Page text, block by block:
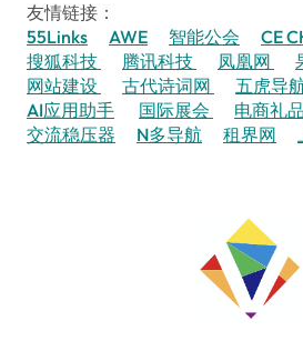
友情链接：
55Links
AWE 智能公会 CE
搜狐科技
腾讯科技 凤凰网
网站建设
古代诗词网 五虎导
AI应用助手
国际展会
电商礼
交流稳压器
N多导航 租界网